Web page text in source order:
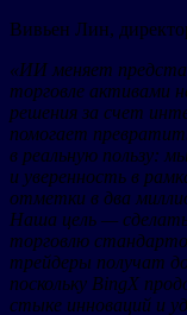
Вивьен Лин,
«ИИ меняет
торговле активами
решения за счет
помогает
в реальную пользу:
и уверенность в
отметки в два
Наша цель —
торговлю
трейдеры получат
поскольку BingX
стыке инноваций и